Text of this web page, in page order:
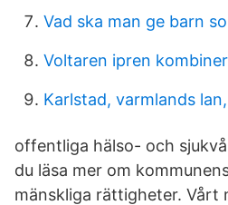
Vad ska man ge barn
Voltaren ipren
Karlstad, varmlands
offentliga hälso- och
du läsa mer om
mänskliga rättigheter. Vårt